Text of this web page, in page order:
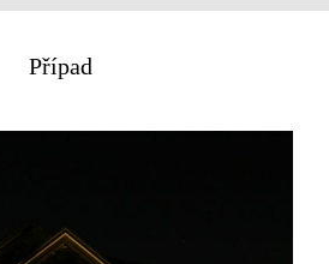
Případ